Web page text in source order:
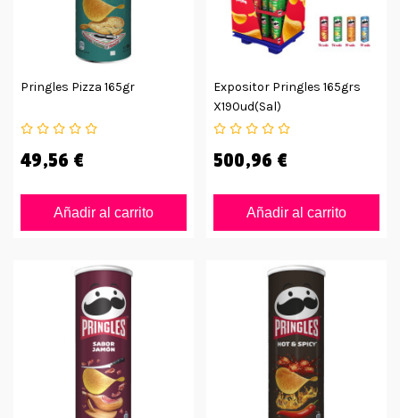
Pringles Pizza 165gr
49,56 €
Añadir al carrito
Expositor Pringles 165grs
X190ud(sal)
500,96 €
Añadir al carrito